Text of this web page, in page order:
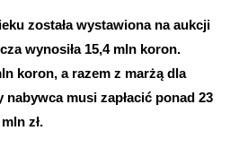
została wystawiona na aukcji
wynosiła 15,4 mln koron.
koron, a razem z marżą dla
musi zapłacić ponad 23
zł.